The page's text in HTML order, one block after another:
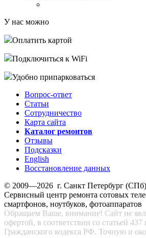
У нас можно
Оплатить картой
Подключиться к WiFi
Удобно припарковаться
Вопрос-ответ
Статьи
Сотрудничество
Карта сайта
Каталог ремонтов
Отзывы
Подсказки
English
Восстановление данных
© 2009—2026 г. Санкт Петербург (СПб)
Сервисный центр ремонта сотовых
смартфонов, ноутбуков, фотоаппаратов
Обращаем Ваше, внимание! Сайт не
офертой, в соответствии со статьей 437
Гражданского кодекса РФ. Точную и